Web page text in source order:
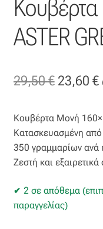
Επιπλόπανο
Ζακάρ
Λινό
Λονέτα
Μουσελίνα
ASTER
29,50€ Original
was:
29,50 €.
23,60 €
Κουβέρτα Μονή
Κατασκευασμένη
350 γραμμαρίων ανά
Ζεστή και
2 σε απόθεμα
παραγγελίας)